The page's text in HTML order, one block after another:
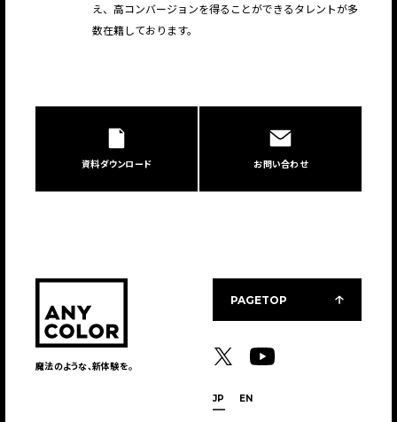
え、高コンバージョンを得ることができるタレントが多
数在籍しております。
資料ダウンロード お問い合わせ
魔法のような、新体験を。
JP EN
PAGETOP